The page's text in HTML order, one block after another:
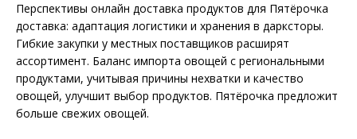
Перспективы онлайн доставка продуктов для Пятёрочка
доставка: адаптация логистики и хранения в дарксторы.
Гибкие закупки у местных поставщиков расширят
ассортимент. Баланс импорта овощей с региональными
продуктами, учитывая причины нехватки и качество
овощей, улучшит выбор продуктов. Пятёрочка предложит
больше свежих овощей.